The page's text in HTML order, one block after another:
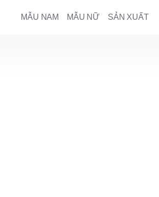
MẪU NAM MẪU NỮ SẢN XUẤT